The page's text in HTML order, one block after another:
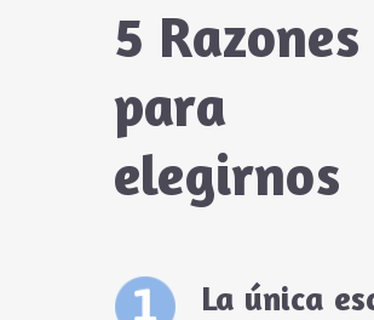
5 Razones
para
elegirnos
La única